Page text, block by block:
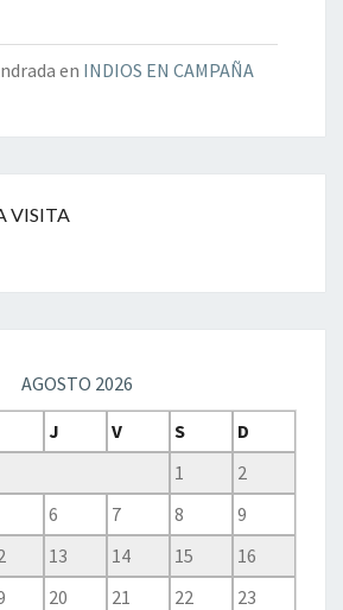
en INDIOS EN CAMPAÑA
VISITA
AGOSTO 2026
J V S
D
1
2
6 7 8
9
13 14 15
16
20 21 22
23